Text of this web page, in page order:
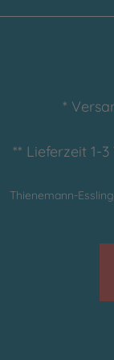
*
** Lieferzeit 1-
Thienemann-